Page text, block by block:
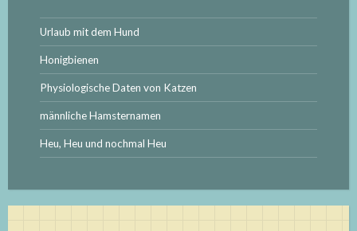
Urlaub mit dem Hund
Honigbienen
Physiologische Daten von Katzen
männliche Hamsternamen
Heu, Heu und nochmal Heu